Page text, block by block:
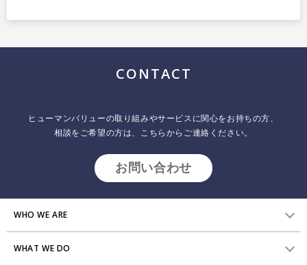
今日の人事評価制度のあり方とは ―人事評価制度
する（Chapter 2）
2025.01.28 インサイトレポート
CONTACT
ヒューマンバリューの取り組みやサービスに関心をお持ちの方、
相談をご希望の方は、こちらからご連絡ください。
お問い合わせ
WHO WE ARE
HVからのメッセージ
WHAT WE DO